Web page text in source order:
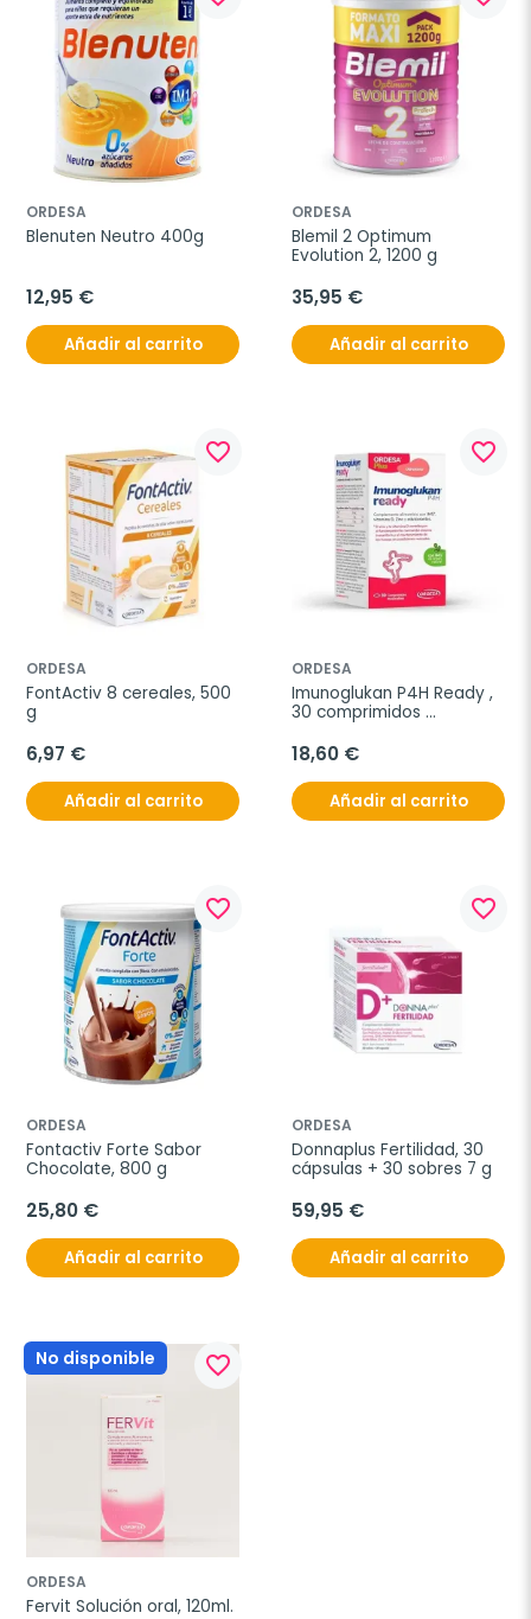
ORDESA
Blenuten Neutro 400g
12,95 €
Añadir al carrito
ORDESA
Blemil 2 Optimum
Evolution 2, 1200 g
35,95 €
Añadir al carrito
favorite_border
ORDESA
FontActiv 8 cereales, 500
g
6,97 €
Añadir al carrito
favorite_border
ORDESA
Imunoglukan P4H Ready ,
30 comprimidos
18,60 €
Añadir al carrito
favorite_border
ORDESA
Fontactiv Forte Sabor
Chocolate, 800 g
25,80 €
Añadir al carrito
favorite_border
ORDESA
Donnaplus Fertilidad, 30
cápsulas + 30 sobres 7 g
59,95 €
Añadir al carrito
No disponible favorite_border
ORDESA
Fervit Solución oral, 120ml.